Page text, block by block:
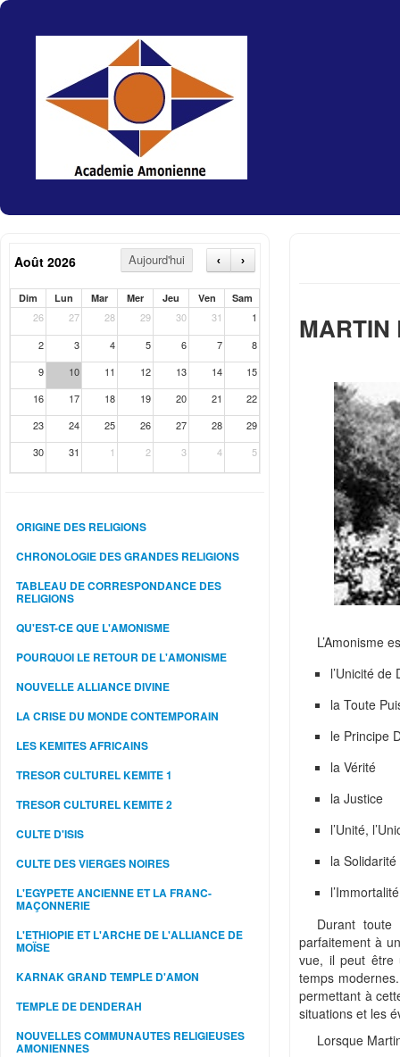
MARTIN
L’Amonisme
l’Unicité de
la Toute
le Principe
la Vérité
la Justice
l’Unité,
la Solidarité
Durant toute
parfaitement à
vue, il peut être
temps
permettant à
situations et les
Lorsque
Août 2026 Aujourd'hui ‹ ›
Dim Lun Mar Mer Jeu Ven Sam
26 27 28 29 30 31
1
2
3 4 5 6 7
8
9
10 11 12 13 14
15
16
17 18 19 20 21
22
23
24 25 26 27 28
29
30
31 1 2 3 4 5
ORIGINE DES RELIGIONS
CHRONOLOGIE DES GRANDES RELIGIONS
TABLEAU DE CORRESPONDANCE DES
RELIGIONS
QU'EST-CE QUE L'AMONISME
POURQUOI LE RETOUR DE L'AMONISME
NOUVELLE ALLIANCE DIVINE
LA CRISE DU MONDE CONTEMPORAIN
LES KEMITES AFRICAINS
TRESOR CULTUREL KEMITE 1
TRESOR CULTUREL KEMITE 2
CULTE D'ISIS
CULTE DES VIERGES NOIRES
L'EGYPETE ANCIENNE ET LA FRANC-
MAÇONNERIE
L'ETHIOPIE ET L'ARCHE DE L'ALLIANCE DE
MOÏSE
KARNAK GRAND TEMPLE D'AMON
TEMPLE DE DENDERAH
NOUVELLES COMMUNAUTES RELIGIEUSES
AMONIENNES